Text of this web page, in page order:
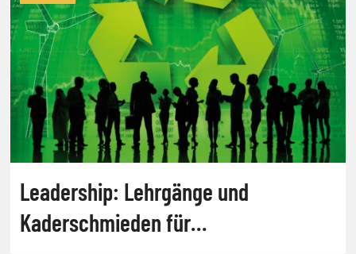
Leadership: Lehrgänge und
Kaderschmieden für